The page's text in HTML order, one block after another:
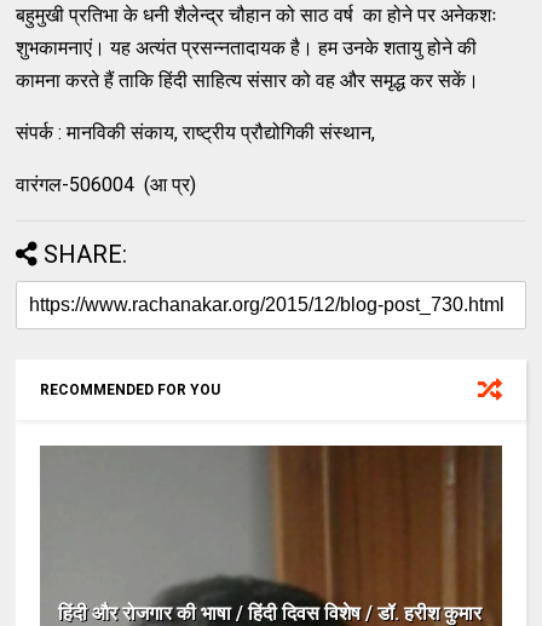
बहुमुखी प्रतिभा के धनी शैलेन्द्र चौहान को साठ वर्ष का होने पर अनेकशः
शुभकामनाएं। यह अत्यंत प्रसन्नतादायक है। हम उनके शतायु होने की
कामना करते हैं ताकि हिंदी साहित्य संसार को वह और समृद्ध कर सकें।
संपर्क : मानविकी संकाय, राष्ट्रीय प्रौद्योगिकी संस्थान,
वारंगल-506004 (आ प्र)
SHARE:
RECOMMENDED FOR YOU
हिंदी और रोजगार की भाषा / हिंदी दिवस विशेष / डॉ. हरीश कुमार